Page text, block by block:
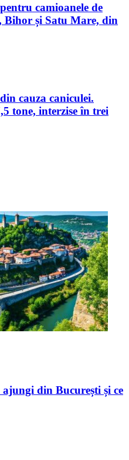
camioanele de
Bihor și Satu Mare, din
cauza caniculei.
tone, interzise în trei
din București și ce